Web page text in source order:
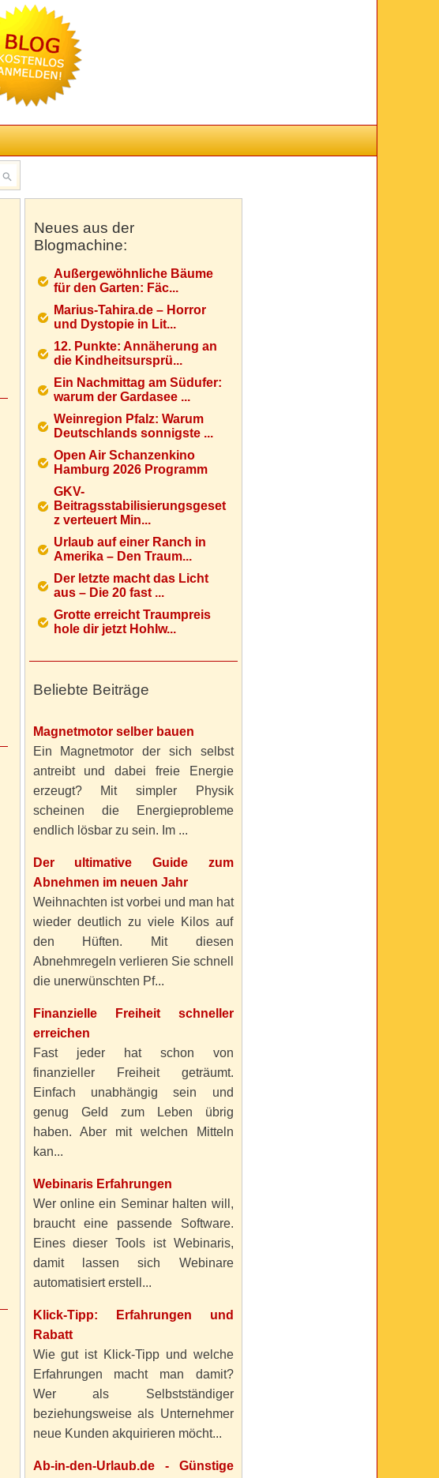
Neues aus der
Blogmachine:
Außergewöhnliche Bäume
für den Garten: Fäc...
Marius-Tahira.de – Horror
und Dystopie in Lit...
12. Punkte: Annäherung an
die Kindheitsursprü...
Ein Nachmittag am Südufer:
warum der Gardasee ...
Weinregion Pfalz: Warum
Deutschlands sonnigste ...
Open Air Schanzenkino
Hamburg 2026 Programm
GKV-
Beitragsstabilisierungsgeset
z verteuert Min...
Urlaub auf einer Ranch in
Amerika – Den Traum...
Der letzte macht das Licht
aus – Die 20 fast ...
Grotte erreicht Traumpreis
hole dir jetzt Hohlw...
Beliebte Beiträge
Magnetmotor selber bauen
Ein Magnetmotor der sich selbst
antreibt und dabei freie Energie
erzeugt? Mit simpler Physik
scheinen die Energieprobleme
endlich lösbar zu sein. Im ...
Der ultimative Guide zum
Abnehmen im neuen Jahr
Weihnachten ist vorbei und man hat
wieder deutlich zu viele Kilos auf
den Hüften. Mit diesen
Abnehmregeln verlieren Sie schnell
die unerwünschten Pf...
Finanzielle Freiheit schneller
erreichen
Fast jeder hat schon von
finanzieller Freiheit geträumt.
Einfach unabhängig sein und
genug Geld zum Leben übrig
haben. Aber mit welchen Mitteln
kan...
Webinaris Erfahrungen
Wer online ein Seminar halten will,
braucht eine passende Software.
Eines dieser Tools ist Webinaris,
damit lassen sich Webinare
automatisiert erstell...
Klick-Tipp: Erfahrungen und
Rabatt
Wie gut ist Klick-Tipp und welche
Erfahrungen macht man damit?
Wer als Selbstständiger
beziehungsweise als Unternehmer
neue Kunden akquirieren möcht...
Ab-in-den-Urlaub.de - Günstige